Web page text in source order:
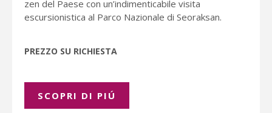
zen del Paese con un’indimenticabile visita
escursionistica al Parco Nazionale di Seoraksan.
PREZZO SU RICHIESTA
SCOPRI DI PIÚ